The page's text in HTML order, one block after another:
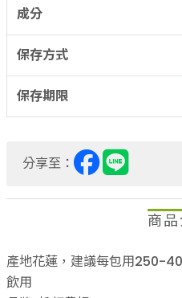
起來依舊香氣十足，口感甜
心、健康。
但需要注意的是懷孕及哺乳中
成分
保存方式
保存期限
分享至：
商
產地花蓮，建議每包用250-
飲用